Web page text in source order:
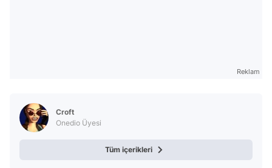
Reklam
Croft
Onedio Üyesi
Tüm içerikleri